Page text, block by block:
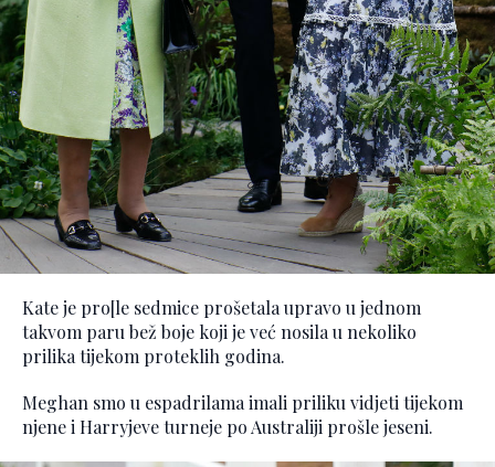
Kate je pro[le sedmice prošetala upravo u jednom
takvom paru bež boje koji je već nosila u nekoliko
prilika tijekom proteklih godina.
Meghan smo u espadrilama imali priliku vidjeti tijekom
njene i Harryjeve turneje po Australiji prošle jeseni.